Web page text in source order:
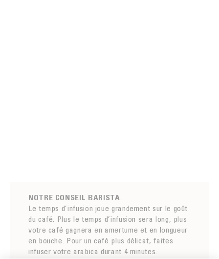
NOTRE CONSEIL BARISTA.
Le temps d’infusion joue grandement sur le goût
du café. Plus le temps d’infusion sera long, plus
votre café gagnera en amertume et en longueur
en bouche. Pour un café plus délicat, faites
infuser votre arabica durant 4 minutes.